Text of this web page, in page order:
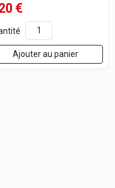
€
Ajouter au panier